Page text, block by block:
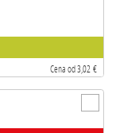
Cena od 3,02 €